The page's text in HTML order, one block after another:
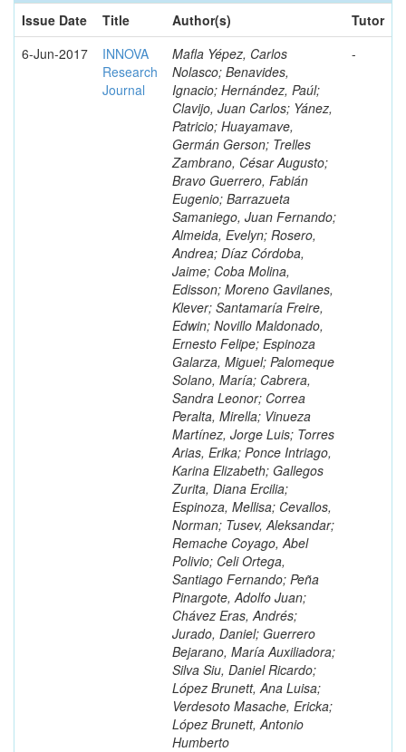
Issue Date
Title Author(s)
Tutor
6-Jun-2017
INNOVA
Research
Journal
Mafla Yépez, Carlos
Nolasco; Benavides,
Ignacio; Hernández, Paúl;
Clavijo, Juan Carlos; Yánez,
Patricio; Huayamave,
Germán Gerson; Trelles
Zambrano, César Augusto;
Bravo Guerrero, Fabián
Eugenio; Barrazueta
Samaniego, Juan Fernando;
Almeida, Evelyn; Rosero,
Andrea; Díaz Córdoba,
Jaime; Coba Molina,
Edisson; Moreno Gavilanes,
Klever; Santamaría Freire,
Edwin; Novillo Maldonado,
Ernesto Felipe; Espinoza
Galarza, Miguel; Palomeque
Solano, María; Cabrera,
Sandra Leonor; Correa
Peralta, Mirella; Vinueza
Martínez, Jorge Luis; Torres
Arias, Erika; Ponce Intriago,
Karina Elizabeth; Gallegos
Zurita, Diana Ercilia;
Espinoza, Mellisa; Cevallos,
Norman; Tusev, Aleksandar;
Remache Coyago, Abel
Polivio; Celi Ortega,
Santiago Fernando; Peña
Pinargote, Adolfo Juan;
Chávez Eras, Andrés;
Jurado, Daniel; Guerrero
Bejarano, María Auxiliadora;
Silva Siu, Daniel Ricardo;
López Brunett, Ana Luisa;
Verdesoto Masache, Ericka;
López Brunett, Antonio
Humberto
-